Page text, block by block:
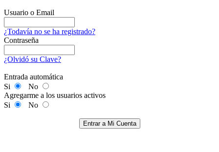
Usuario o Email
¿Todavía no se ha registrado?
Contraseña
¿Olvidó su Clave?
Entrada automática
Si
No
Agregarme a los usuarios activos
Si
No
Entrar a Mi Cuenta